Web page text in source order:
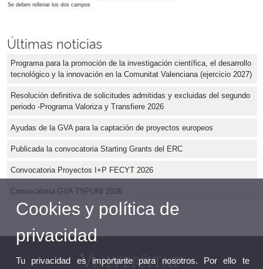
Se deben rellenar los dos campos
Últimas noticias
Programa para la promoción de la investigación científica, el desarrollo
tecnológico y la innovación en la Comunitat Valenciana (ejercicio 2027)
Resolución definitiva de solicitudes admitidas y excluidas del segundo
periodo -Programa Valoriza y Transfiere 2026
Ayudas de la GVA para la captación de proyectos europeos
Publicada la convocatoria Starting Grants del ERC
Convocatoria Proyectos I+P FECYT 2026
Convocatoria GVA TSPUNI 2026
Cookies y política de
privacidad
Tu privacidad es importante para nosotros. Por ello te